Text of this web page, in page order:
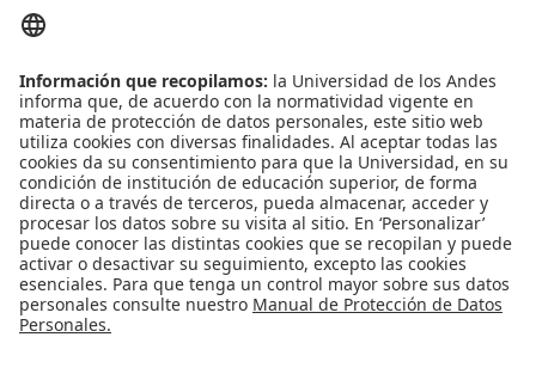
Por último, los organizadores del evento expresaron sus agradecimientos
implicación en el intercambio de conocimientos.
Leído6304 Tiempo Última modificación Miércoles, 16 Junio 2021 14:37
Publicado en
Noticias
Etiquetado bajo
SAP
Más en esta categoría
« Pasantías de investigación virtuales para
estudiantes de pregrado (2021-2)